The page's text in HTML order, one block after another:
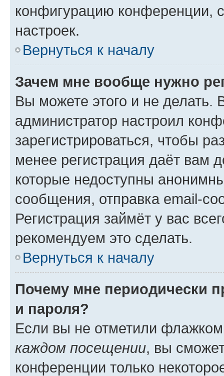
конфигурацию конференции,
настроек.
Вернуться к началу
Зачем мне вообще нужно
Вы можете этого и не делать.
администратор настроил
зарегистрироваться, чтобы
менее регистрация даёт вам
которые недоступны
сообщения, отправка email-
Регистрация займёт у вас
рекомендуем это сделать.
Вернуться к началу
Почему мне периодически
и пароля?
Если вы не отметили
каждом посещении, вы
конференции только